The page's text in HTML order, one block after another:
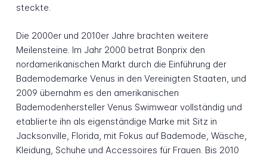
steckte.
Die 2000er und 2010er Jahre brachten weitere
Meilensteine. Im Jahr 2000 betrat Bonprix den
nordamerikanischen Markt durch die Einführung der
Bademodemarke Venus in den Vereinigten Staaten, und
2009 übernahm es den amerikanischen
Bademodenhersteller Venus Swimwear vollständig und
etablierte ihn als eigenständige Marke mit Sitz in
Jacksonville, Florida, mit Fokus auf Bademode, Wäsche,
Kleidung, Schuhe und Accessoires für Frauen. Bis 2010